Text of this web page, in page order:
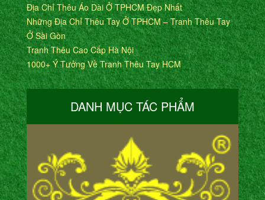
Địa Chỉ Thêu Áo Dài Ở TPHCM Đẹp Nhất
Những Địa Chỉ Thêu Tay Ở TPHCM – Tranh Thêu Tay
Ở Sài Gòn
Tranh Thêu Cao Cấp Hà Nội
1000+ Ý Tưởng Về Tranh Thêu Tay HCM
DANH MỤC TÁC PHẨM